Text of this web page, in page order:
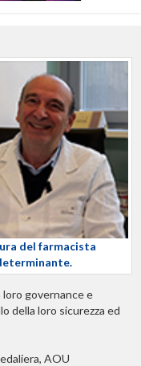
del farmacista
governance e
della loro sicurezza ed
AOU